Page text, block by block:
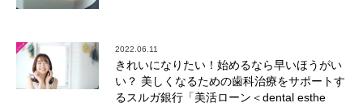
2022.06.11
きれいになりたい！始めるなら早いほうがい
い？ 美しくなるための歯科治療をサポートす
るスルガ銀行「美活ローン＜dental esthe